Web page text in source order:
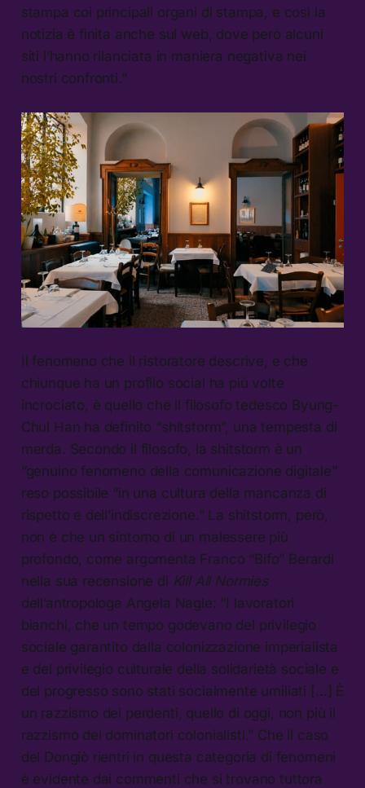
stampa coi principali organi di stampa, e così la
notizia è finita anche sul web, dove però alcuni
siti l’hanno rilanciata in maniera negativa nei
nostri confronti.”
Il fenomeno che il ristoratore descrive, e che
chiunque ha un profilo social ha più volte
incrociato, è quello che il filosofo tedesco Byung-
Chul Han ha definito “shitstorm”, una tempesta di
merda. Secondo il filosofo, la shitstorm è un
“genuino fenomeno della comunicazione digitale”
reso possibile “in una cultura della mancanza di
rispetto e dell’indiscrezione.” La shitstorm, però,
non è che un sintomo di un malessere più
profondo, come argomenta Franco “Bifo” Berardi
nella sua recensione di Kill All Normies
dell’antropologa Angela Nagle: “I lavoratori
bianchi, che un tempo godevano del privilegio
sociale garantito dalla colonizzazione imperialista
e del privilegio culturale della solidarietà sociale e
del progresso sono stati socialmente umiliati […] È
un razzismo dei perdenti, quello di oggi, non più il
razzismo dei dominatori colonialisti.” Che il caso
del Dongiò rientri in questa categoria di fenomeni
è evidente dai commenti che si trovano tuttora